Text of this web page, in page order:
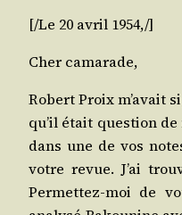
[/​Le 20 avril 1954,/]
Cher cama­rade,
Robert Proix m’avait
qu’il était ques­tion
dans une de vos
votre revue. J’ai
Per­met­tez-moi de